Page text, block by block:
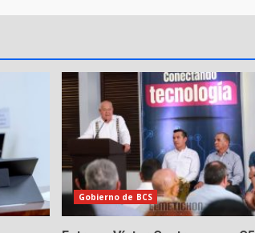
Gobierno de BCS